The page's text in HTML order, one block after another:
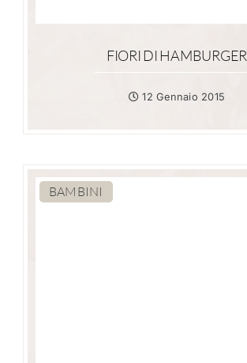
FIORI DI HAMBURGER
12 Gennaio 2015
BAMBINI